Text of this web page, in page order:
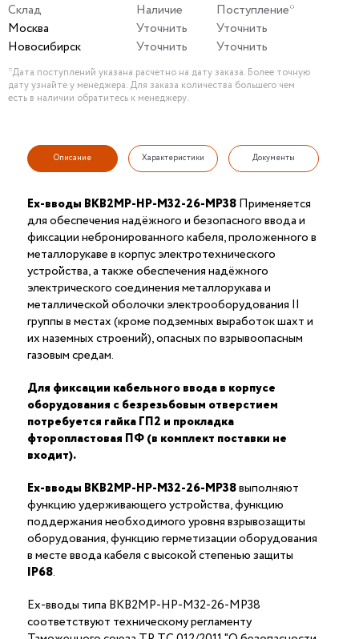
Склад Наличие
Поступление*
Москва
Уточнить
Уточнить
Новосибирск
Уточнить Уточнить
*Дата поступлений указана расчетно на дату заказа. Более точную
дату узнайте у менеджера. Для заказа количества большего чем
есть в наличии обратитесь к менеджеру.
Описание Характеристики Документы
Ex-вводы ВКВ2МР-НР-М32-26-МР38Применяется
для обеспечения надёжного и безопасного ввода и
фиксации небронированного кабеля, проложенного в
металлорукаве в корпус электротехнического
устройства, а также обеспечения надёжного
электрического соединения металлорукава и
металлической оболочки электрооборудования II
группы в местах (кроме подземных выработок шахт и
их наземных строений), опасных по взрывоопасным
газовым средам.
Для фиксации кабельного ввода в корпусе
оборудования с безрезьбовым отверстием
потребуется гайка ГП2 и прокладка
фторопластовая ПФ (в комплект поставки не
входит).
Ex-вводы ВКВ2МР-НР-М32-26-МР38выполняют
функцию удерживающего устройства, функцию
поддержания необходимого уровня взрывозащиты
оборудования, функцию герметизации оборудования
в месте ввода кабеля с высокой степенью защиты
IP68.
Ex-вводы типа ВКВ2МР-НР-М32-26-МР38
соответствуют техническому регламенту